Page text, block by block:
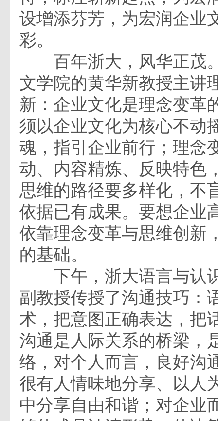
设增添芬芳，为宏润企业
彩。
百年浙大，风华正茂
文学院的黄华新教授主讲
新：企业文化是理念变革
须以企业文化为核心不动
魂，指引企业前行；理念
动、内容精炼、反映特色
思维的路径要多样化，不
依据已有成果。要想企业
依靠理念变革与思维创新
的基础。
下午，浙大语言与认
副教授传授了沟通技巧：
术，把意图正确表达，把
沟通是人际关系的桥梁，
络，对个人而言，良好沟
很有人情味地分享、以人
中分享自由和谐；对企业